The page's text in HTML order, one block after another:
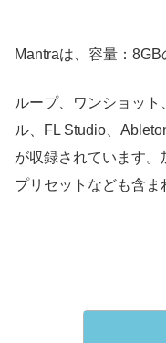
Mantraは、容量：8GB
ループ、ワンショッ
ル、FL Studio、
が収録されています
プリセットなども含ま